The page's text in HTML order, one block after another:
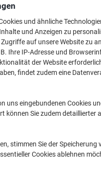
und ähnliche
und Anzeigen zu
auf unsere Website zu
Ihre IP-Adresse und
der Website
findet zudem eine
uns eingebundenen Cookies
können Sie zudem detaillierter
stimmen Sie der
Cookies ablehnen